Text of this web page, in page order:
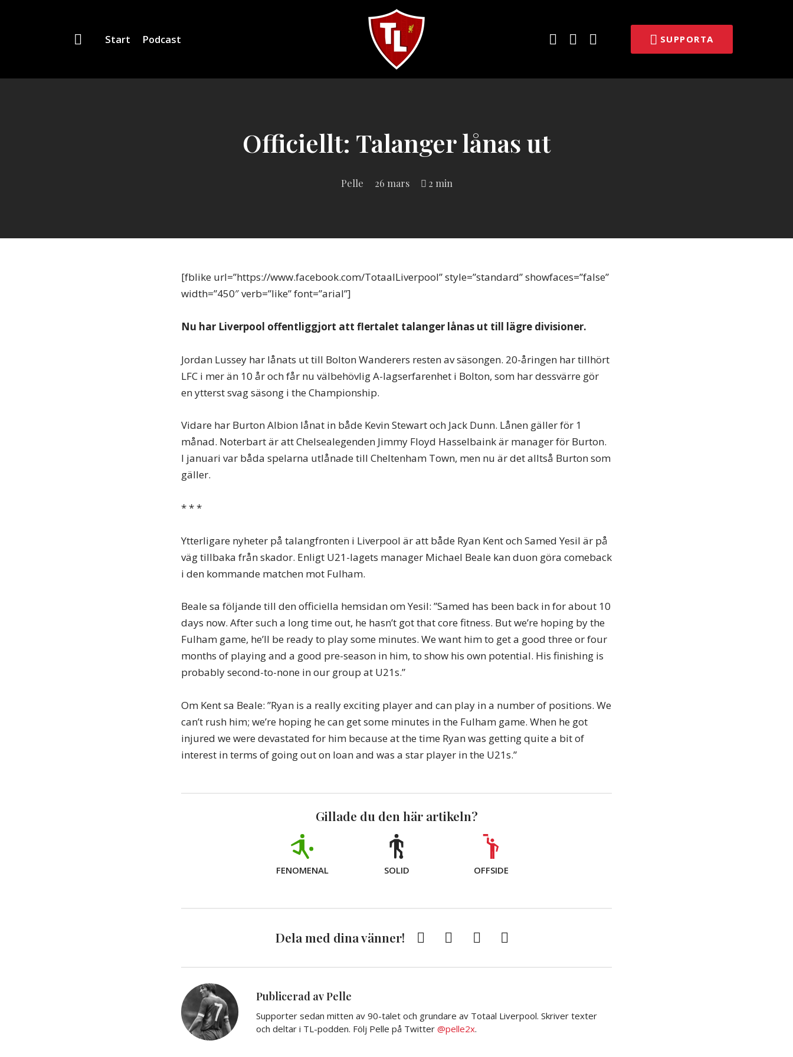
Sveriges
Start Podcast E-
post
FacebookTwitter SUPPORTA
Officiellt: Talanger lånas ut
Pelle 26 mars 2 min
[fblike url=”https://www.facebook.com/TotaalLiverpool” style=”standard” showfaces=”false”
width=”450″ verb=”like” font=”arial”]
Nu har Liverpool offentliggjort att flertalet talanger lånas ut till lägre divisioner.
Jordan Lussey har lånats ut till Bolton Wanderers resten av säsongen. 20-åringen har tillhört
LFC i mer än 10 år och får nu välbehövlig A-lagserfarenhet i Bolton, som har dessvärre gör
en ytterst svag säsong i the Championship.
Vidare har Burton Albion lånat in både Kevin Stewart och Jack Dunn. Lånen gäller för 1
månad. Noterbart är att Chelsealegenden Jimmy Floyd Hasselbaink är manager för Burton.
I januari var båda spelarna utlånade till Cheltenham Town, men nu är det alltså Burton som
gäller.
* * *
Ytterligare nyheter på talangfronten i Liverpool är att både Ryan Kent och Samed Yesil är på
väg tillbaka från skador. Enligt U21-lagets manager Michael Beale kan duon göra comeback
i den kommande matchen mot Fulham.
Beale sa följande till den officiella hemsidan om Yesil: ”Samed has been back in for about 10
days now. After such a long time out, he hasn’t got that core fitness. But we’re hoping by the
Fulham game, he’ll be ready to play some minutes. We want him to get a good three or four
months of playing and a good pre-season in him, to show his own potential. His finishing is
probably second-to-none in our group at U21s.”
Om Kent sa Beale: ”Ryan is a really exciting player and can play in a number of positions. We
can’t rush him; we’re hoping he can get some minutes in the Fulham game. When he got
injured we were devastated for him because at the time Ryan was getting quite a bit of
interest in terms of going out on loan and was a star player in the U21s.”
Gillade du den här artikeln?
FENOMENAL SOLID OFFSIDE
Dela med dina vänner! FacebookTwitterE-
post
Publicerad av Pelle
Supporter sedan mitten av 90-talet och grundare av Totaal Liverpool. Skriver texter
och deltar i TL-podden. Följ Pelle på Twitter @pelle2x.